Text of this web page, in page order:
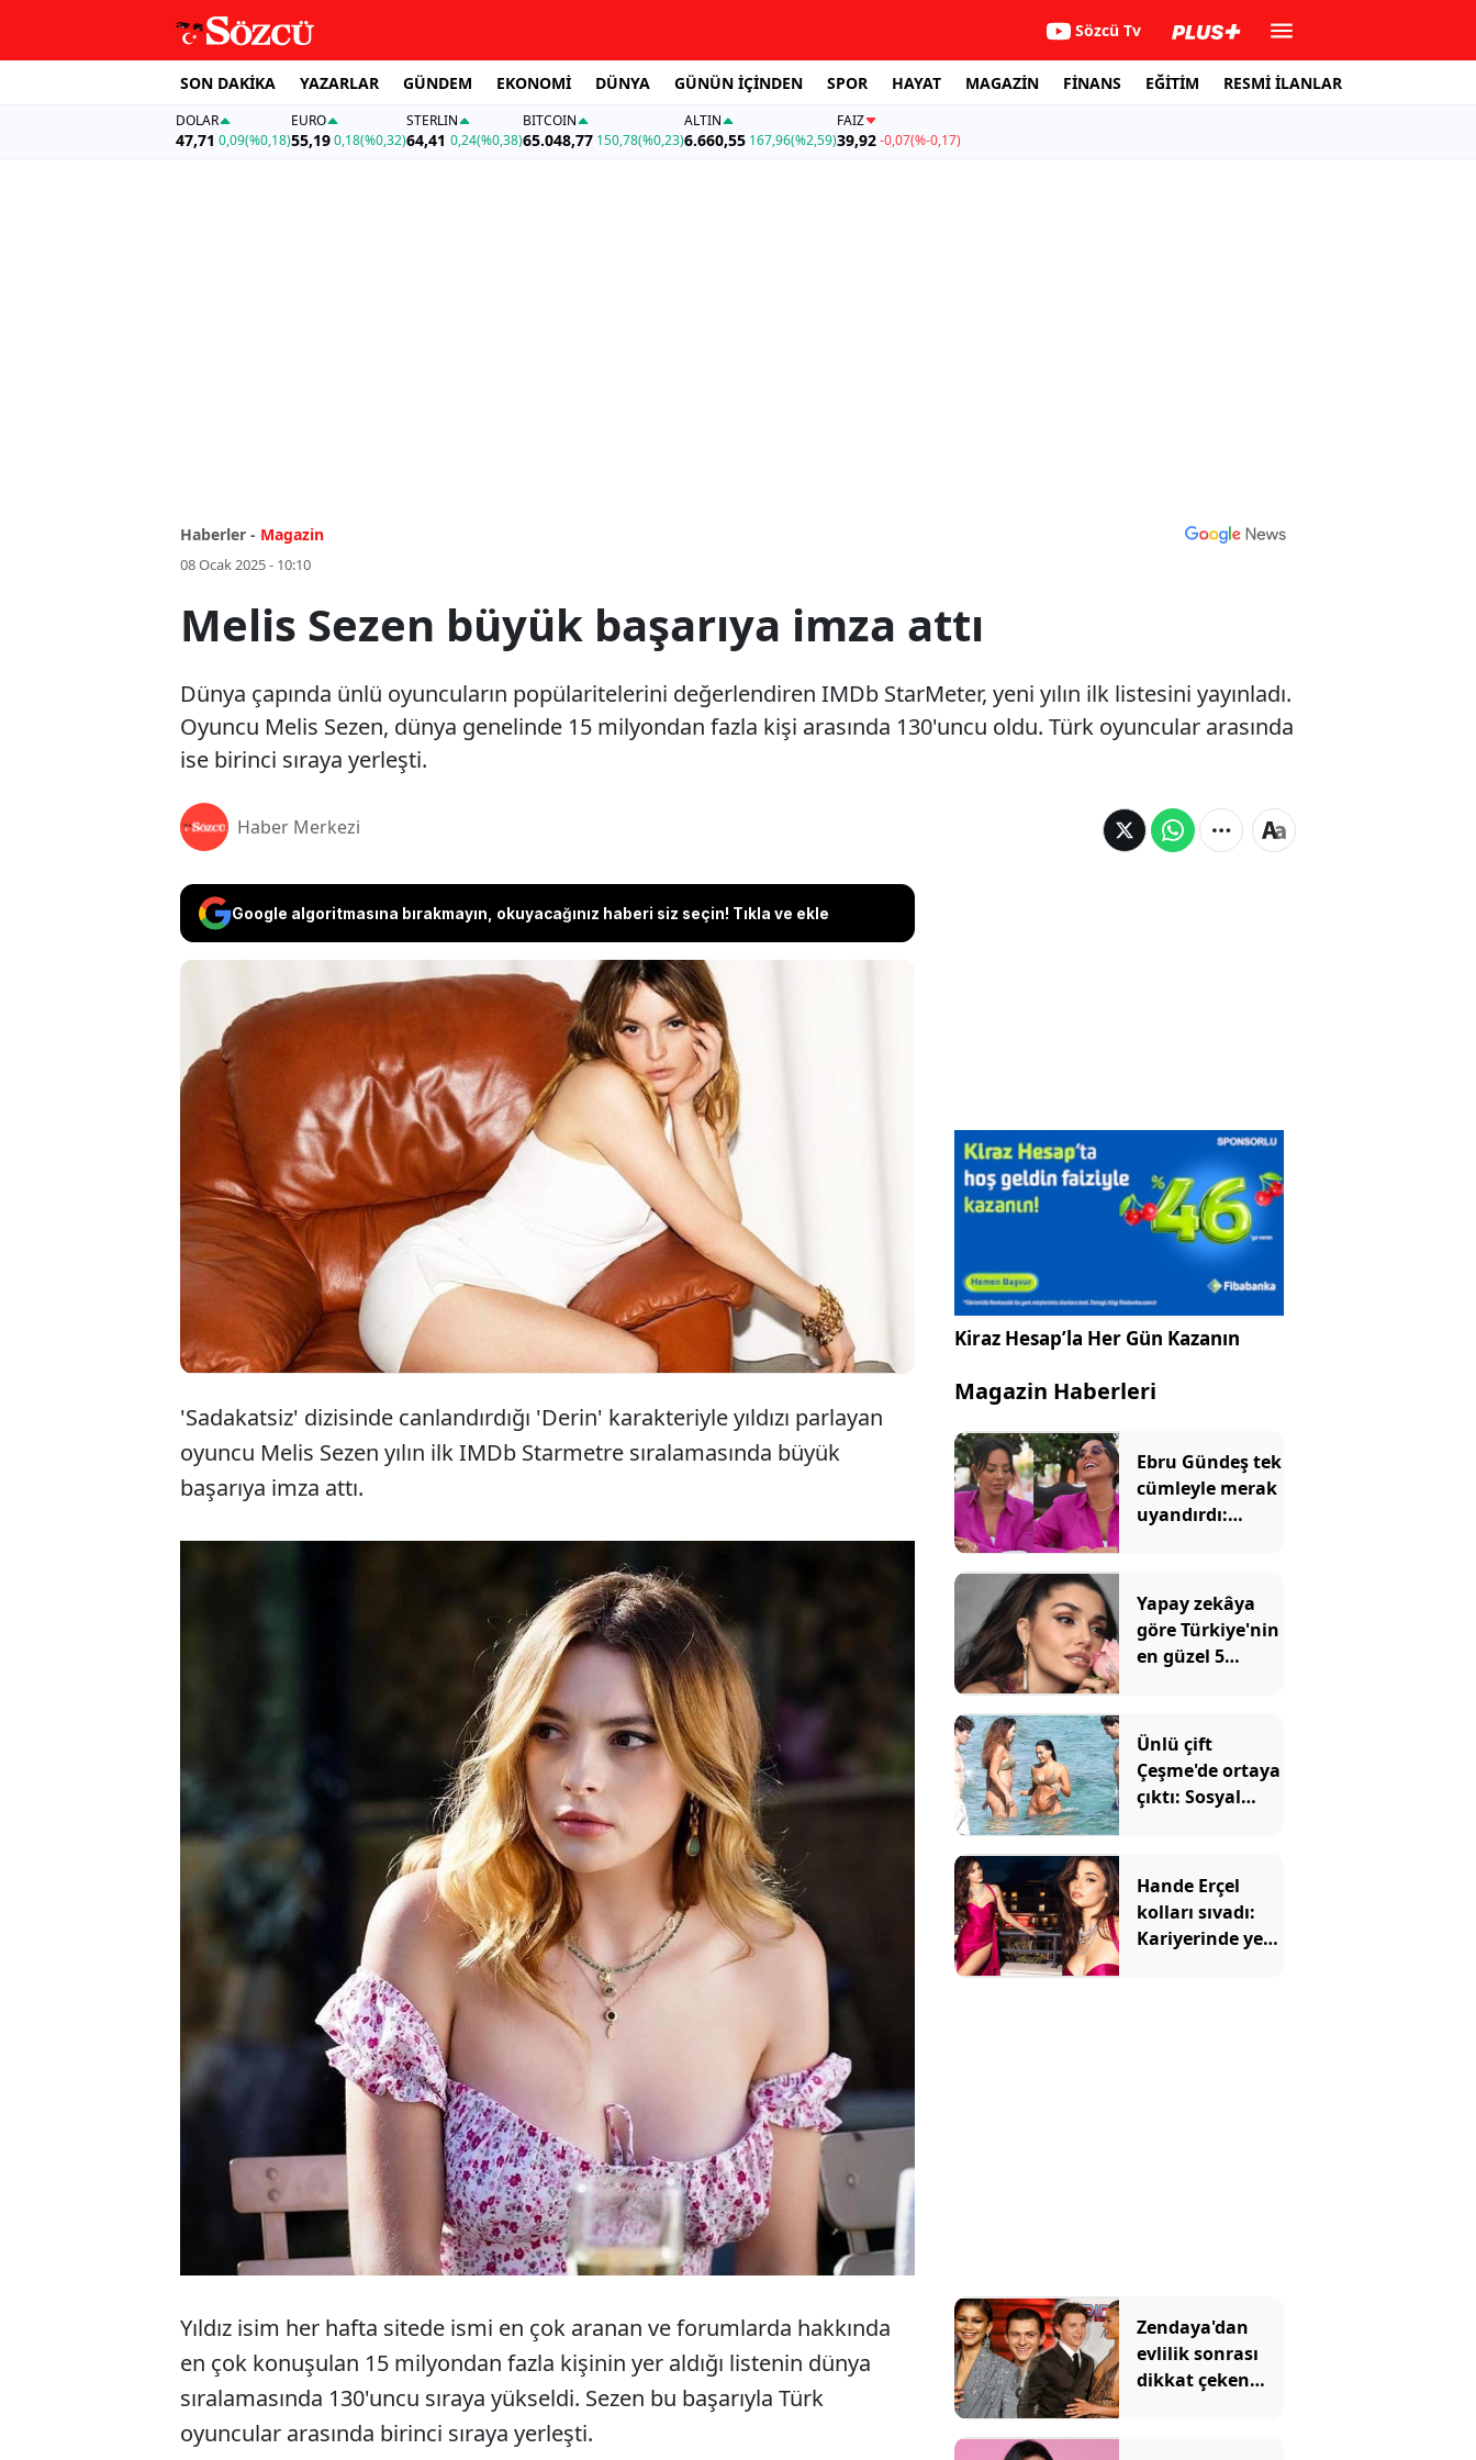
Sözcü Tv
SON DAKİKA YAZARLAR GÜNDEM EKONOMİ DÜNYA GÜNÜN İÇİNDEN SPOR HAYAT MAGAZİN FİNANS EĞİTİM RESMİ İLANLAR
DOLAR
47,71 0,09(%0,18)
EURO
55,19 0,18(%0,32)
STERLIN
64,41 0,24(%0,38)
BITCOIN
65.048,77 150,78(%0,23)
ALTIN
6.660,55 167,96(%2,59)
FAİZ
39,92-0,07(%-0,17)
Haberler - Magazin
08 Ocak 2025 - 10:10
Melis Sezen büyük başarıya imza attı
Dünya çapında ünlü oyuncuların popülaritelerini değerlendiren IMDb StarMeter, yeni yılın ilk listesini yayınladı.
Oyuncu Melis Sezen, dünya genelinde 15 milyondan fazla kişi arasında 130'uncu oldu. Türk oyuncular arasında
ise birinci sıraya yerleşti.
Haber Merkezi
Google algoritmasına bırakmayın, okuyacağınız haberi siz seçin! Tıkla ve ekle
Dünya çapında ünlü oyuncuların popülaritelerini değerlendiren
IMDb StarMeter, yeni yılın ilk listesini yayınladı. Oyuncu Melis
Sezen, dünya genelinde 15 milyondan fazla kişi arasında
130'uncu oldu. Türk oyuncular arasında ise birinci sıraya yerleşti.
'Sadakatsiz' dizisinde canlandırdığı 'Derin' karakteriyle yıldızı parlayan
oyuncu Melis Sezen yılın ilk IMDb Starmetre sıralamasında büyük
başarıya imza attı.
Yıldız isim her hafta sitede ismi en çok aranan ve forumlarda hakkında
en çok konuşulan 15 milyondan fazla kişinin yer aldığı listenin dünya
sıralamasında 130'uncu sıraya yükseldi. Sezen bu başarıyla Türk
oyuncular arasında birinci sıraya yerleşti.
Kiraz Hesap’la Her Gün Kazanın
Magazin Haberleri
Ebru Gündeş tek
cümleyle merak
uyandırdı:
tutuldu
Yapay zekâya
göre Türkiye'nin
en güzel 5
Ünlü çift
Çeşme'de ortaya
çıktı: Sosyal
konuşuyor
Hande Erçel
kolları sıvadı:
Kariyerinde yeni
Zendaya'dan
evlilik sonrası
dikkat çeken